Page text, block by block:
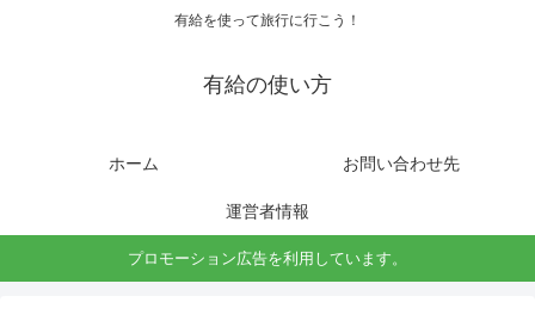
有給を使って旅行に行こう！
有給の使い方
ホーム お問い合わせ先
運営者情報
プロモーション広告を利用しています。